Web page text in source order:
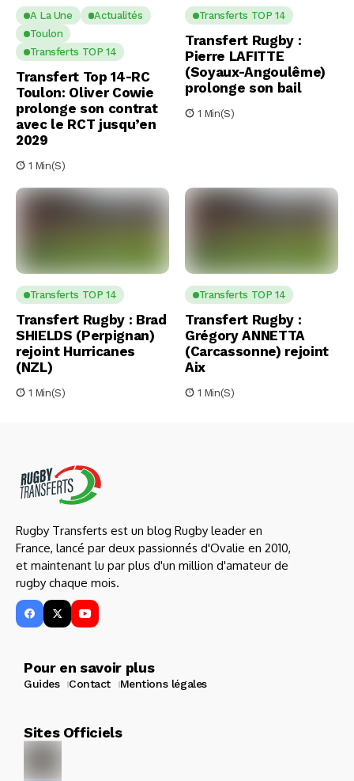
A La Une
Actualités
Toulon
Transferts TOP 14
Transfert Top 14-RC
Toulon: Oliver Cowie
prolonge son contrat
avec le RCT jusqu’en
2029
1 Min(s)
Transferts TOP 14
Transfert Rugby :
Pierre LAFITTE
(Soyaux-Angoulême)
prolonge son bail
1 Min(s)
Transferts TOP 14
Transfert Rugby : Brad
SHIELDS (Perpignan)
rejoint Hurricanes
(NZL)
1 Min(s)
Transferts TOP 14
Transfert Rugby :
Grégory ANNETTA
(Carcassonne) rejoint
Aix
1 Min(s)
Rugby Transferts est un blog Rugby leader en
France, lancé par deux passionnés d'Ovalie en 2010,
et maintenant lu par plus d'un million d'amateur de
rugby chaque mois.
Pour en savoir plus
Guides Contact Mentions légales
Sites Officiels